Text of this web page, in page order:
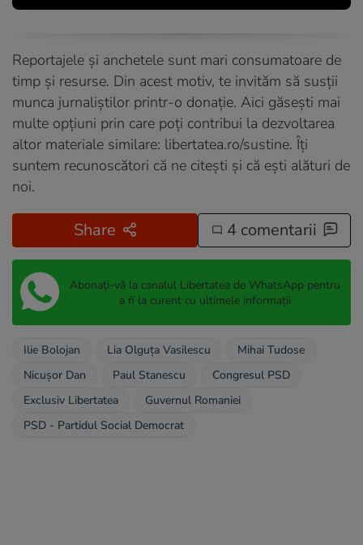
Reportajele și anchetele sunt mari consumatoare de
timp și resurse. Din acest motiv, te invităm să susții
munca jurnaliștilor printr-o donație. Aici găsești mai
multe opțiuni prin care poți contribui la dezvoltarea
altor materiale similare: libertatea.ro/sustine. Îți
suntem recunoscători că ne citești și că ești alături de
noi.
Share 4 comentarii
Abonați-vă la canalul Libertatea de WhatsApp pentru
a fi la curent cu ultimele informații
Ilie Bolojan Lia Olguța Vasilescu
Mihai Tudose
Nicușor Dan
Paul Stanescu
Congresul PSD
Exclusiv Libertatea
Guvernul Romaniei
PSD - Partidul Social Democrat